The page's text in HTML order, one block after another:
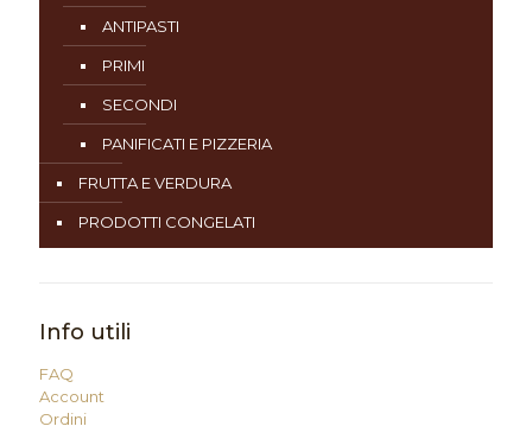
ANTIPASTI
PRIMI
SECONDI
PANIFICATI E PIZZERIA
FRUTTA E VERDURA
PRODOTTI CONGELATI
Info utili
FAQ
Account
Ordini